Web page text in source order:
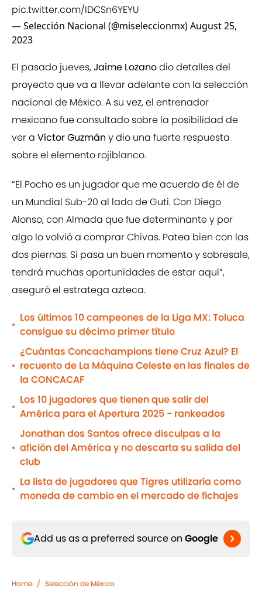
pic.twitter.com/IDCSn6YEYU
— Selección Nacional (@miseleccionmx)August 25,
2023
El pasado jueves,Jaime Lozanodio detalles del
proyecto que va a llevar adelante con la selección
nacional de México. A su vez, el entrenador
mexicano fue consultado sobre la posibilidad de
ver a Víctor Guzmán y dio una fuerte respuesta
sobre el elemento rojiblanco.
“El Pocho es un jugador que me acuerdo de él de
un Mundial Sub-20 al lado de Guti. Con Diego
Alonso, con Almada que fue determinante y por
algo lo volvió a comprar Chivas. Patea bien con las
dos piernas. Si pasa un buen momento y sobresale,
tendrá muchas oportunidades de estar aquí”,
aseguró el estratega azteca.
•
Los últimos 10 campeones de la Liga MX: Toluca
consigue su décimo primer título
•
¿Cuántas Concachampions tiene Cruz Azul? El
recuento de La Máquina Celeste en las finales de
la CONCACAF
•
Los 10 jugadores que tienen que salir del
América para el Apertura 2025 - rankeados
•
Jonathan dos Santos ofrece disculpas a la
afición del América y no descarta su salida del
club
•
La lista de jugadores que Tigres utilizaría como
moneda de cambio en el mercado de fichajes
Add us as a preferred source on Google
Home / Selección de México